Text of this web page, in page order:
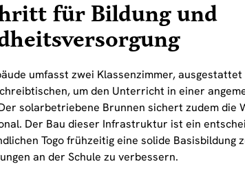
für Bildung und
umfasst zwei Klassenzimmer,
um den Unterricht in einer
solarbetriebene Brunnen sichert zudem die
Der Bau dieser Infrastruktur ist ein
Togo frühzeitig eine solide Basisbildung
an der Schule zu verbessern.